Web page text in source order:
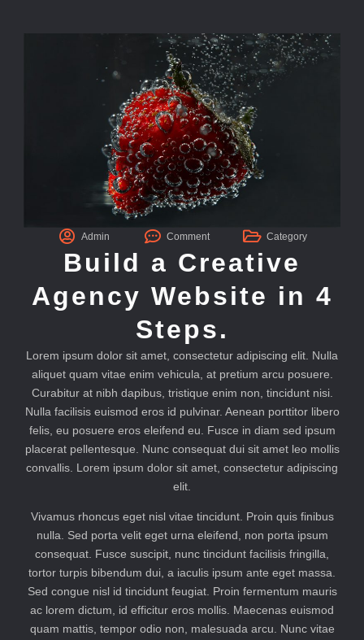
Admin Comment Category
Build a Creative
Agency Website in 4
Steps.
Lorem ipsum dolor sit amet, consectetur adipiscing elit. Nulla
aliquet quam vitae enim vehicula, at pretium arcu posuere.
Curabitur at nibh dapibus, tristique enim non, tincidunt nisi.
Nulla facilisis euismod eros id pulvinar. Aenean porttitor libero
felis, eu posuere eros eleifend eu. Fusce in diam sed ipsum
placerat pellentesque. Nunc consequat dui sit amet leo mollis
convallis. Lorem ipsum dolor sit amet, consectetur adipiscing
elit.
Vivamus rhoncus eget nisl vitae tincidunt. Proin quis finibus
nulla. Sed porta velit eget urna eleifend, non porta ipsum
consequat. Fusce suscipit, nunc tincidunt facilisis fringilla,
tortor turpis bibendum dui, a iaculis ipsum ante eget massa.
Sed congue nisl id tincidunt feugiat. Proin fermentum mauris
ac lorem dictum, id efficitur eros mollis. Maecenas euismod
quam mattis, tempor odio non, malesuada arcu. Nunc vitae